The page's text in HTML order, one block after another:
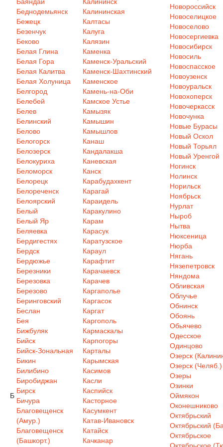
Б
Беднодемьянск
Бежецк
Безенчук
Беково
Белая Глина
Белая Гора
Белая Калитва
Белая Холуница
Белгород
Белебей
Белев
Белинский
Белово
Белогорск
Белозерск
Белокуриха
Беломорск
Белорецк
Белореченск
Белоярский
Белый
Белый Яр
Беляевка
Бердигестях
Бердск
Бердюжье
Березники
Березовка
Березово
Беринговский
Беслан
Бея
Бижбуляк
Бийск
Бийск-Зональная
Бикин
Билибино
Биробиджан
Бирск
Бичура
Благовещенск
(Амур.)
Благовещенск
(Башкорт.)
Калининская
Калтасы
Калуга
Калязин
Каменка
Каменск-Уральский
Каменск-Шахтинский
Каменское
Камень-на-Оби
Камское Устье
Камызяк
Камышин
Камышлов
Канаш
Кандалакша
Каневская
Канск
Карабудахкент
Карагай
Караидель
Каракулино
Карам
Карасук
Каратузское
Караул
Карафтит
Карачаевск
Карачев
Каргаполье
Каргасок
Каргат
Каргополь
Кармаскалы
Карпогоры
Карталы
Карымская
Касимов
Касли
Каспийск
Касторное
Касумкент
Катав-Ивановск
Катайск
Качканар
Новороссийск
Новоселицкое
Новоселово
Новосергиевка
Новосибирск
Новосиль
Новоспасское
Новоузенск
Новоуральск
Новохоперск
Новочеркасск
Новочунка
Новые Бурасы
Новый Оскол
Новый Торьял
Новый Уренгой
Ногинск
Нолинск
Норильск
Ноябрьск
Нурлат
Ныроб
Нытва
Нюксеница
Нюрба
Нягань
Нязепетровск
Няндома
Обливская
Облучье
Обнинск
Обоянь
Обьячево
Одесское
Одинцово
Озерск
Озерск (Челяб.)
Озеры
Озинки
Оймякон
Оконешниково
Октябрьский
Октябрьский
Октябрьское